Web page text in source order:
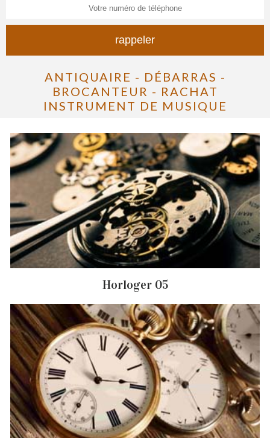
ANTIQUAIRE - DÉBARRAS -
BROCANTEUR - RACHAT
INSTRUMENT DE MUSIQUE
Horloger 05